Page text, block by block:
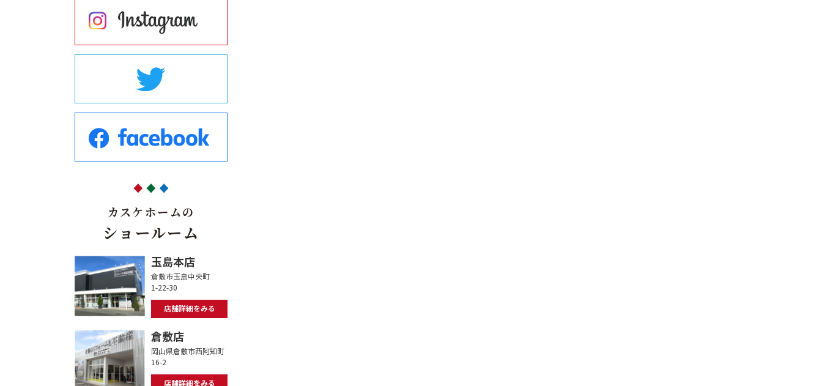
カスケホームの
ショールーム
玉島本店
倉敷市玉島中央町
1-22-30
店舗詳細をみる
倉敷店
岡山県倉敷市西阿知町
16-2
店舗詳細をみる